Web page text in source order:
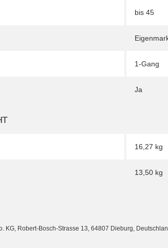
bis 45
1-Gang
Ja
16,27 kg
13,50 kg
KG, Robert-Bosch-Strasse 13, 64807 Dieburg,